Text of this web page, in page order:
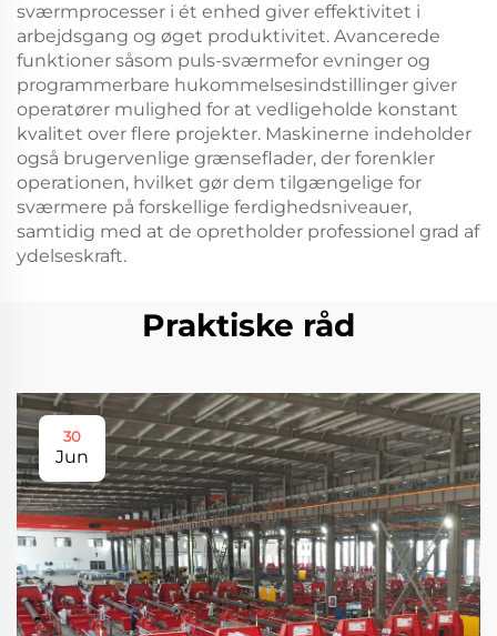
sværmprocesser i ét enhed giver effektivitet i
arbejdsgang og øget produktivitet. Avancerede
funktioner såsom puls-sværmefor evninger og
programmerbare hukommelsesindstillinger giver
operatører mulighed for at vedligeholde konstant
kvalitet over flere projekter. Maskinerne indeholder
også brugervenlige grænseflader, der forenkler
operationen, hvilket gør dem tilgængelige for
sværmere på forskellige ferdighedsniveauer,
samtidig med at de opretholder professionel grad af
ydelseskraft.
Praktiske råd
30
Jun